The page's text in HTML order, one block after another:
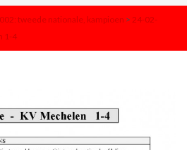
tweede nationale, kampioen > 24-02-
1-4